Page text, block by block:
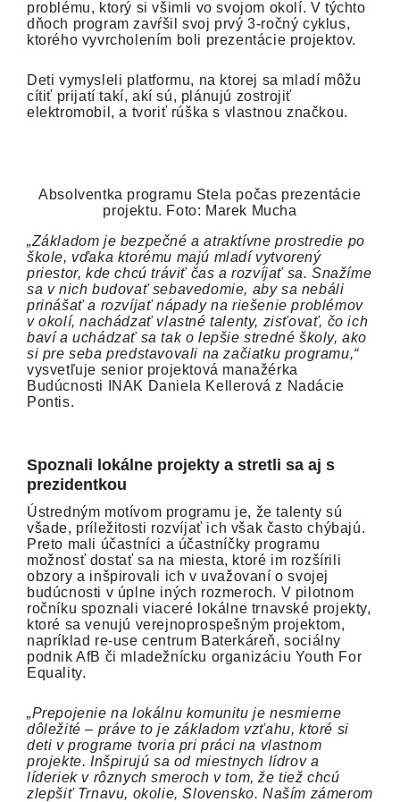
problému, ktorý si všimli vo svojom okolí. V týchto
dňoch program zavŕšil svoj prvý 3-ročný cyklus,
ktorého vyvrcholením boli prezentácie projektov.
Deti vymysleli platformu, na ktorej sa mladí môžu
cítiť prijatí takí, akí sú, plánujú zostrojiť
elektromobil, a tvoriť rúška s vlastnou značkou.
Absolventka programu Stela počas prezentácie
projektu. Foto: Marek Mucha
„Základom je bezpečné a atraktívne prostredie po
škole, vďaka ktorému majú mladí vytvorený
priestor, kde chcú tráviť čas a rozvíjať sa. Snažíme
sa v nich budovať sebavedomie, aby sa nebáli
prinášať a rozvíjať nápady na riešenie problémov
v okolí, nachádzať vlastné talenty, zisťovať, čo ich
baví a uchádzať sa tak o lepšie stredné školy, ako
si pre seba predstavovali na začiatku programu,“
vysvetľuje senior projektová manažérka
Budúcnosti INAK Daniela Kellerová z Nadácie
Pontis.
Spoznali lokálne projekty a stretli sa aj s
prezidentkou
Ústredným motívom programu je, že talenty sú
všade, príležitosti rozvíjať ich však často chýbajú.
Preto mali účastníci a účastníčky programu
možnosť dostať sa na miesta, ktoré im rozšírili
obzory a inšpirovali ich v uvažovaní o svojej
budúcnosti v úplne iných rozmeroch. V pilotnom
ročníku spoznali viaceré lokálne trnavské projekty,
ktoré sa venujú verejnoprospešným projektom,
napríklad re-use centrum Baterkáreň, sociálny
podnik AfB či mladežnícku organizáciu Youth For
Equality.
„Prepojenie na lokálnu komunitu je nesmierne
dôležité – práve to je základom vzťahu, ktoré si
deti v programe tvoria pri práci na vlastnom
projekte. Inšpirujú sa od miestnych lídrov a
líderiek v rôznych smeroch v tom, že tiež chcú
zlepšiť Trnavu, okolie, Slovensko. Naším zámerom